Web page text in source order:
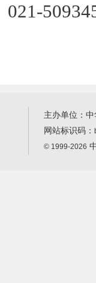
主办单位：
网站标识码：
© 1999-2026